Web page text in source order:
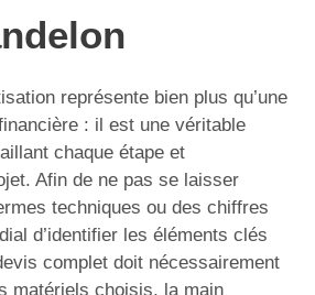
représente bien plus qu’une
: il est une véritable
chaque étape et
Afin de ne pas se laisser
techniques ou des chiffres
d’identifier les éléments clés
complet doit nécessairement
matériels choisis, la main